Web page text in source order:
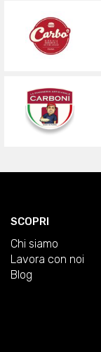
SCOPRI
Chi siamo
Lavora con noi
Blog